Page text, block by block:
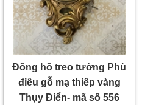
Đồng hồ treo tường Phù
điêu gỗ mạ thiếp vàng
Thụy Điển- mã số 556